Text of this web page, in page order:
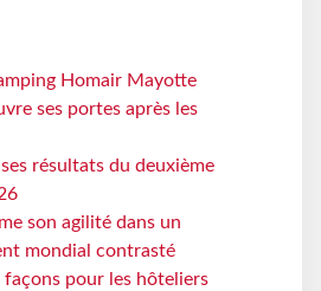
Homair Mayotte
ses portes après les
résultats du deuxième
son agilité dans un
mondial contrasté
façons pour les hôteliers